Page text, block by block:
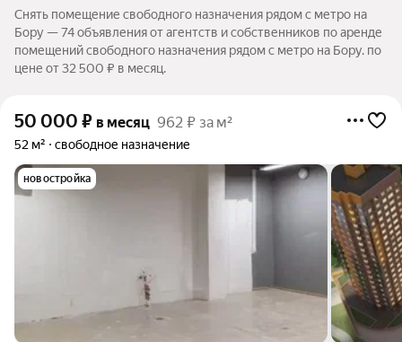
Снять помещение свободного назначения рядом с метро на
Бору — 74 объявления от агентств и собственников по аренде
помещений свободного назначения рядом с метро на Бору. по
цене от 32 500 ₽ в месяц.
50 000 ₽ в месяц 962 ₽ за м²
52 м² свободное назначение
новостройка